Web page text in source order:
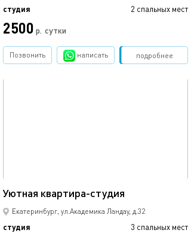
студия 2 спальных мест
2500 р. сутки
подробнее
Позвонить написать Забронировать
Уютная квартира-студия
Екатеринбург, ул.Академика Ландау, д.32
студия 3 спальных мест